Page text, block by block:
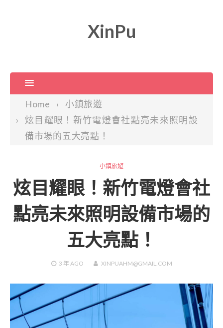
XinPu
Home
小鎮旅遊
炫目耀眼！新竹電燈會社點亮未來照明設
備市場的五大亮點！
小鎮旅遊
炫目耀眼！新竹電燈會社
點亮未來照明設備市場的
五大亮點！
3 年AGO XINPUAHM@GMAIL.COM